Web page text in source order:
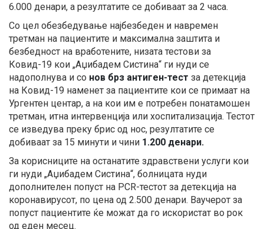
6.000 денари, а резултатите се добиваат за 2 часа.
Со цел обезбедување најбезбеден и навремен
третман на пациентите и максимална заштита и
безбедност на вработените, низата тестови за
Ковид-19 кои „Аџибадем Систина“ ги нуди се
надополнува и со нов брз антиген-тест за детекција
на Ковид-19 наменет за пациентите кои се примаат на
Ургентен центар, а на кои им е потребен понатамошен
третман, итна интервенција или хоспитализација. Тестот
се изведува преку брис од нос, резултатите се
добиваат за 15 минути и чини 1.200 денари.
За корисниците на останатите здравствени услуги кои
ги нуди „Аџибадем Систина“, болницата нуди
дополнителен попуст на PCR-тестот за детекција на
коронавирусот, по цена од 2.500 денари. Ваучерот за
попуст пациентите ќе можат да го искористат во рок
од еден месец.